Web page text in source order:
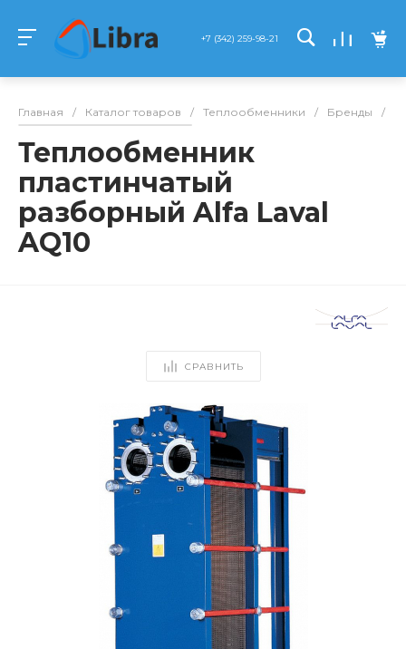
+7 (342) 259-98-21
Главная / Каталог товаров / Теплообменники / Бренды /
Теплообменник
пластинчатый
разборный Alfa Laval
AQ10
СРАВНИТЬ